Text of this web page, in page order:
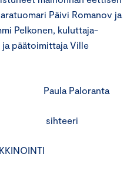
Päivi Romanov ja
Pelkonen, kuluttaja-
ja päätoimittaja Ville
Paloranta
sihteeri